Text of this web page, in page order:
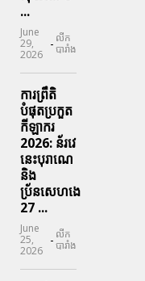
...
June
29,
2026
- លីក
បារាំង
ការព្រឹតិ
បំផុតប្រកួត
កីឡាករ
2026: ន័រវេ
នេះបុរាណេ
និង
ប្រ័នសេហងេ
27 ...
June
25,
2026
- លីក
បារាំង